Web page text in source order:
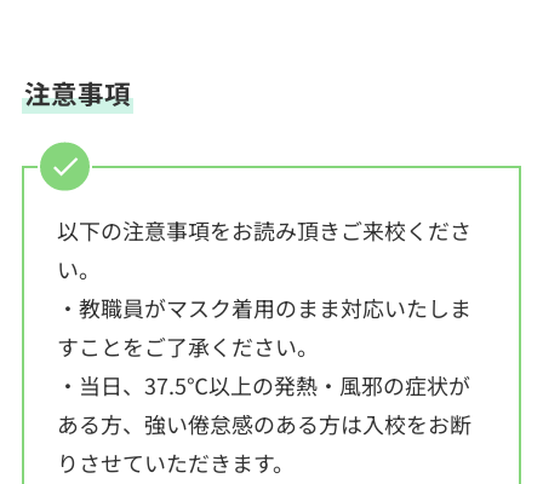
注意事項
以下の注意事項をお読み頂きご来校くださ
い。
・教職員がマスク着用のまま対応いたしま
すことをご了承ください。
・当日、37.5℃以上の発熱・風邪の症状が
ある方、強い倦怠感のある方は入校をお断
りさせていただきます。